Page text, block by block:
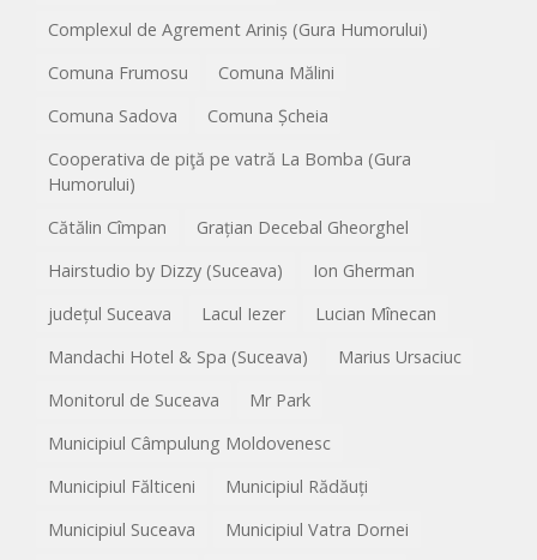
Complexul de Agrement Ariniș (Gura Humorului)
Comuna Frumosu
Comuna Mălini
Comuna Sadova
Comuna Șcheia
Cooperativa de piţă pe vatră La Bomba (Gura
Humorului)
Cătălin Cîmpan
Grațian Decebal Gheorghel
Hairstudio by Dizzy (Suceava)
Ion Gherman
județul Suceava
Lacul Iezer
Lucian Mînecan
Mandachi Hotel & Spa (Suceava)
Marius Ursaciuc
Monitorul de Suceava
Mr Park
Municipiul Câmpulung Moldovenesc
Municipiul Fălticeni
Municipiul Rădăuți
Municipiul Suceava
Municipiul Vatra Dornei